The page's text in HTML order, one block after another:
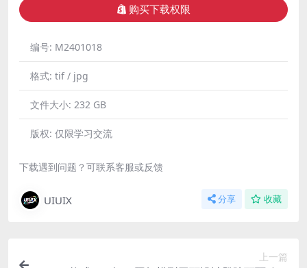
购买下载权限
编号: M2401018
格式: tif / jpg
文件大小: 232 GB
版权: 仅限学习交流
下载遇到问题？可联系客服或反馈
UIUIX 分享 收藏
上一篇